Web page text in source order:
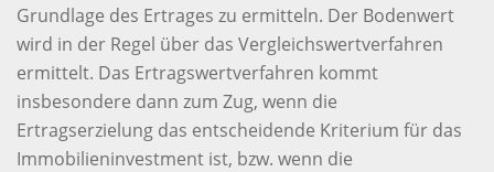
Grundlage des Ertrages zu ermitteln. Der Bodenwert
wird in der Regel über das Vergleichswertverfahren
ermittelt. Das Ertragswertverfahren kommt
insbesondere dann zum Zug, wenn die
Ertragserzielung das entscheidende Kriterium für das
Immobilieninvestment ist, bzw. wenn die